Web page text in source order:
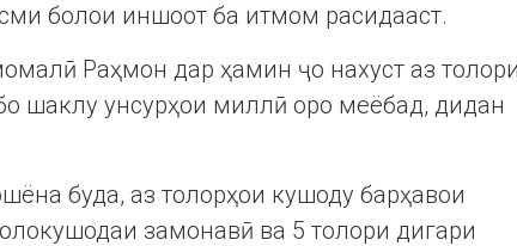
болои иншоот ба итмом расидааст.
Раҳмон дар ҳамин ҷо нахуст аз толори
шаклу унсурҳои миллӣ оро меёбад, дидан
буда, аз толорҳои кушоду барҳавои
замонавӣ ва 5 толори дигари